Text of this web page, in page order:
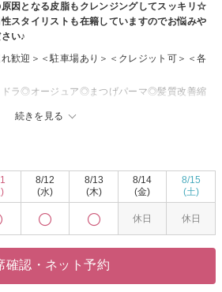
因となる皮脂もクレンジングしてスッキリ☆
スタイリストも在籍していますのでお悩みや
い♪
続きを見る
歓迎＞＜駐車場あり＞＜クレジット可＞＜各
ドラ◎オージュア◎まつげパーマ◎髪質改善縮
全メニュー炭酸泉使用！
充実！あなたの髪質にぴったりな理想の美髪
すいヘアが人気☆朝の時短にも◎
で柔らかな光色に◎柔らかい印象にしてくれ
え、ツヤのある髪を保ちます
8/12
(水)
8/13
(木)
8/14
(金)
休日
8/15
(土)
休日
確認・ネット予約